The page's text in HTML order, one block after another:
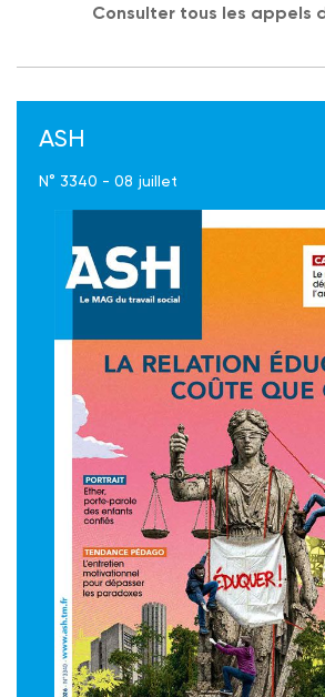
Consulter tous les appels
ASH
N° 3340 - 08 juillet